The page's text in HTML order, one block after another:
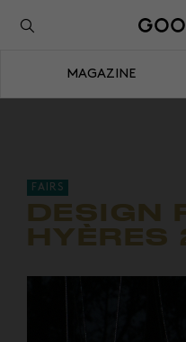
MAGAZINE
FAIRS
DESIGN
Retour à l'inspiration